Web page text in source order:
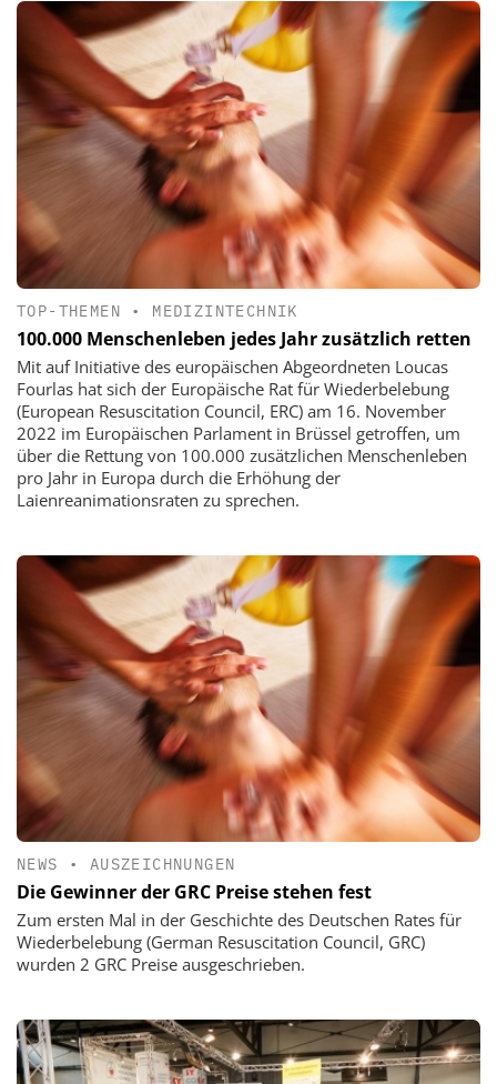
TOP-THEMEN • MEDIZINTECHNIK
100.000 Menschenleben jedes Jahr zusätzlich retten
Mit auf Initiative des europäischen Abgeordneten Loucas
Fourlas hat sich der Europäische Rat für Wiederbelebung
(European Resuscitation Council, ERC) am 16. November
2022 im Europäischen Parlament in Brüssel getroffen, um
über die Rettung von 100.000 zusätzlichen Menschenleben
pro Jahr in Europa durch die Erhöhung der
Laienreanimationsraten zu sprechen.
NEWS • AUSZEICHNUNGEN
Die Gewinner der GRC Preise stehen fest
Zum ersten Mal in der Geschichte des Deutschen Rates für
Wiederbelebung (German Resuscitation Council, GRC)
wurden 2 GRC Preise ausgeschrieben.